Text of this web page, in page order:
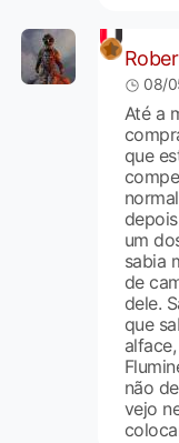
08/
Até a
que
um
sabia
de
dele.
que
não
vejo